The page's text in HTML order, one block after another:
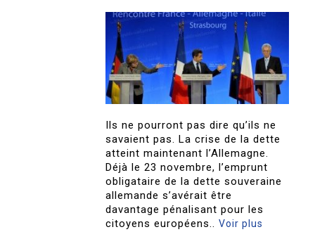
Ils ne pourront pas dire qu’ils ne
savaient pas. La crise de la dette
atteint maintenant l’Allemagne.
Déjà le 23 novembre, l’emprunt
obligataire de la dette souveraine
allemande s’avérait être
davantage pénalisant pour les
citoyens européens..Voir plus